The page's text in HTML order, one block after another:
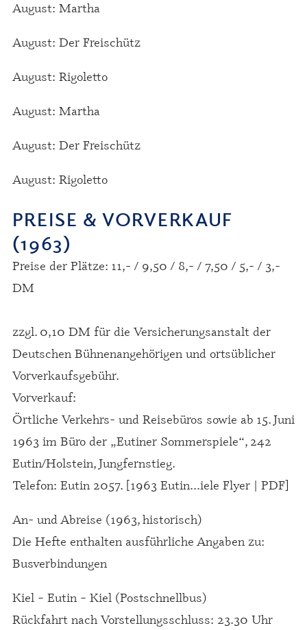
August: Martha
August: Der Freischütz
August: Rigoletto
August: Martha
August: Der Freischütz
August: Rigoletto
PREISE & VORVERKAUF
(1963)
Preise der Plätze: 11,- / 9,50 / 8,- / 7,50 / 5,- / 3,-
DM
zzgl. 0,10 DM für die Versicherungsanstalt der
Deutschen Bühnenangehörigen und ortsüblicher
Vorverkaufsgebühr.
Vorverkauf:
Örtliche Verkehrs- und Reisebüros sowie ab 15. Juni
1963 im Büro der „Eutiner Sommerspiele“, 242
Eutin/Holstein, Jungfernstieg.
Telefon: Eutin 2057. [1963 Eutin...iele Flyer | PDF]
An- und Abreise (1963, historisch)
Die Hefte enthalten ausführliche Angaben zu:
Busverbindungen
Kiel – Eutin – Kiel (Postschnellbus)
Rückfahrt nach Vorstellungsschluss: 23.30 Uhr